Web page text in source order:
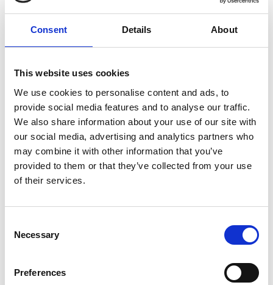
Consent Details About
This website uses cookies
We use cookies to personalise content and ads, to
provide social media features and to analyse our traffic.
We also share information about your use of our site with
our social media, advertising and analytics partners who
may combine it with other information that you’ve
provided to them or that they’ve collected from your use
of their services.
Selection
Necessary
Preferences
Sjef's Cuisine Hondenbrok
Maxi Puppy
zelfde werkdag verzonden
€54,95
In winkelwagen
Sjef's Cuisine